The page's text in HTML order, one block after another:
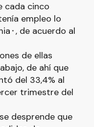
cada cinco
empleo lo
de acuerdo al
de ellas
de ahí que
del 33,4% al
trimestre del
desprende que